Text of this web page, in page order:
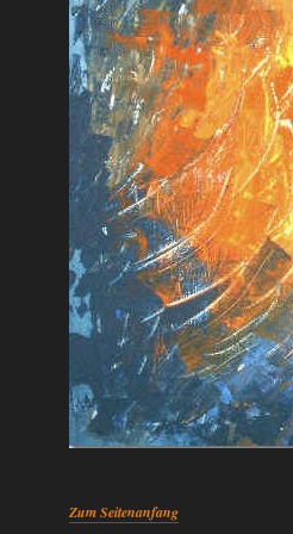
Zum Seitenanfang